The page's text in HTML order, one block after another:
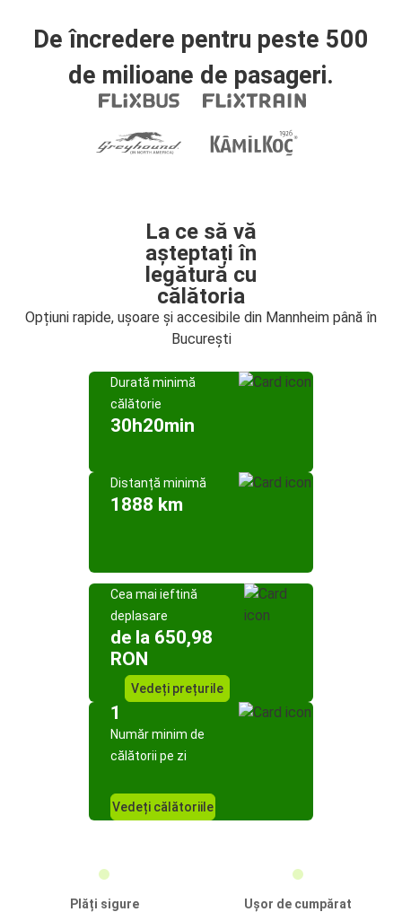
De încredere pentru peste 500
de milioane de pasageri.
La ce să vă
așteptați în
legătură cu
călătoria
Opțiuni rapide, ușoare și accesibile din Mannheim până în
București
Durată minimă
călătorie
30h20min
Distanță minimă
1888 km
Cea mai ieftină
deplasare
de la 650,98
RON
Vedeți prețurile
1
Număr minim de
călătorii pe zi
Vedeți călătoriile
Plăți sigure
Ușor de cumpărat